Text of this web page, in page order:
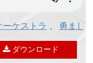
ーケストラ 勇まし
ダウンロード